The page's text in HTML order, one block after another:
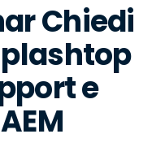
Chiedi
e